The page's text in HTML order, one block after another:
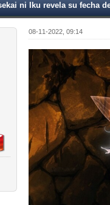
ni Iku revela su fecha
08-11-2022, 09:14